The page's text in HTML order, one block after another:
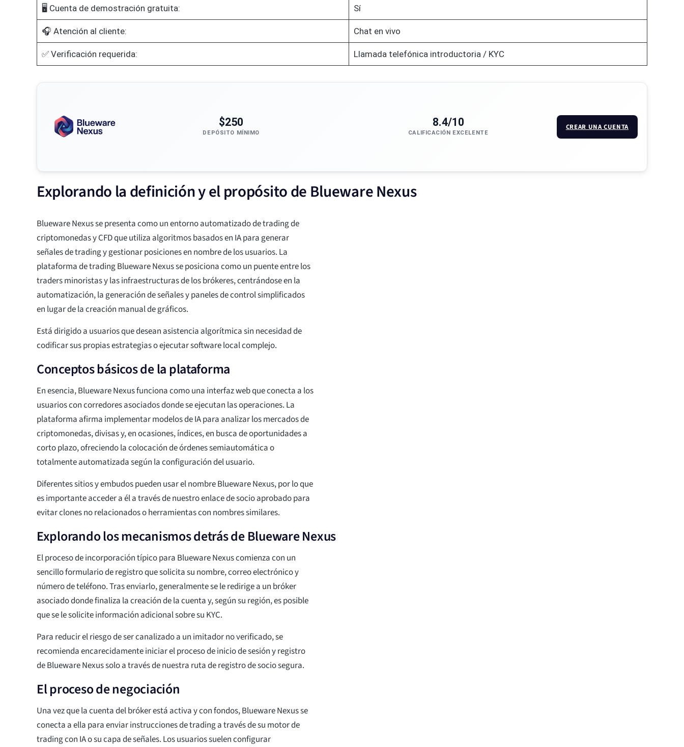
🖥️ Cuenta de demostración gratuita: Sí
🎧 Atención al cliente: Chat en vivo
✅ Verificación requerida: Llamada telefónica introductoria / KYC
$250
DEPÓSITO MÍNIMO
8.4/10
CALIFICACIÓN EXCELENTE
CREAR UNA CUENTA
Explorando la definición y el propósito de Blueware Nexus
Blueware Nexus se presenta como un entorno automatizado de trading de
criptomonedas y CFD que utiliza algoritmos basados en IA para generar
señales de trading y gestionar posiciones en nombre de los usuarios. La
plataforma de trading Blueware Nexus se posiciona como un puente entre los
traders minoristas y las infraestructuras de los brókeres, centrándose en la
automatización, la generación de señales y paneles de control simplificados
en lugar de la creación manual de gráficos.
Está dirigido a usuarios que desean asistencia algorítmica sin necesidad de
codificar sus propias estrategias o ejecutar software local complejo.
Conceptos básicos de la plataforma
En esencia, Blueware Nexus funciona como una interfaz web que conecta a los
usuarios con corredores asociados donde se ejecutan las operaciones. La
plataforma afirma implementar modelos de IA para analizar los mercados de
criptomonedas, divisas y, en ocasiones, índices, en busca de oportunidades a
corto plazo, ofreciendo la colocación de órdenes semiautomática o
totalmente automatizada según la configuración del usuario.
Diferentes sitios y embudos pueden usar el nombre Blueware Nexus, por lo que
es importante acceder a él a través de nuestro enlace de socio aprobado para
evitar clones no relacionados o herramientas con nombres similares.
Explorando los mecanismos detrás de Blueware Nexus
El proceso de incorporación típico para Blueware Nexus comienza con un
sencillo formulario de registro que solicita su nombre, correo electrónico y
número de teléfono. Tras enviarlo, generalmente se le redirige a un bróker
asociado donde finaliza la creación de la cuenta y, según su región, es posible
que se le solicite información adicional sobre su KYC.
Para reducir el riesgo de ser canalizado a un imitador no verificado, se
recomienda encarecidamente iniciar el proceso de inicio de sesión y registro
de Blueware Nexus solo a través de nuestra ruta de registro de socio segura.
El proceso de negociación
Una vez que la cuenta del bróker está activa y con fondos, Blueware Nexus se
conecta a ella para enviar instrucciones de trading a través de su motor de
trading con IA o su capa de señales. Los usuarios suelen configurar